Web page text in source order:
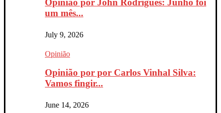
Opinião por John Rodrigues: Junho foi
um mês...
July 9, 2026
Opinião
Opinião por por Carlos Vinhal Silva:
Vamos fingir...
June 14, 2026